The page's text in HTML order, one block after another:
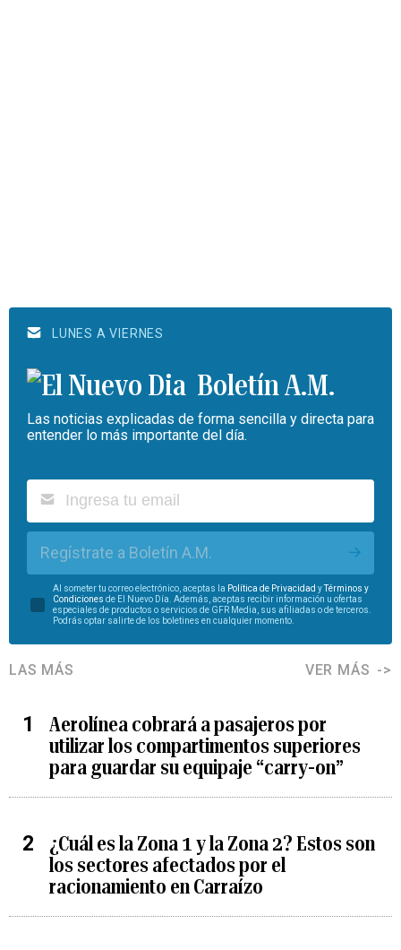
LUNES A VIERNES
Boletín A.M.
Las noticias explicadas de forma sencilla y directa para
entender lo más importante del día.
Regístrate a Boletín A.M.
Al someter tu correo electrónico, aceptas la Política de Privacidad yTérminos y
Condiciones de El Nuevo Día. Además, aceptas recibir información u ofertas
especiales de productos o servicios de GFR Media, sus afiliadas o de terceros.
Podrás optar salirte de los boletines en cualquier momento.
LAS MÁS VER MÁS
Aerolínea cobrará a pasajeros por
utilizar los compartimentos superiores
para guardar su equipaje “carry-on”
¿Cuál es la Zona 1 y la Zona 2? Estos son
los sectores afectados por el
racionamiento en Carraízo